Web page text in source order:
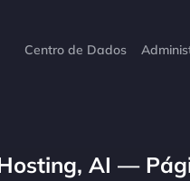
Centro de Dados
AI —